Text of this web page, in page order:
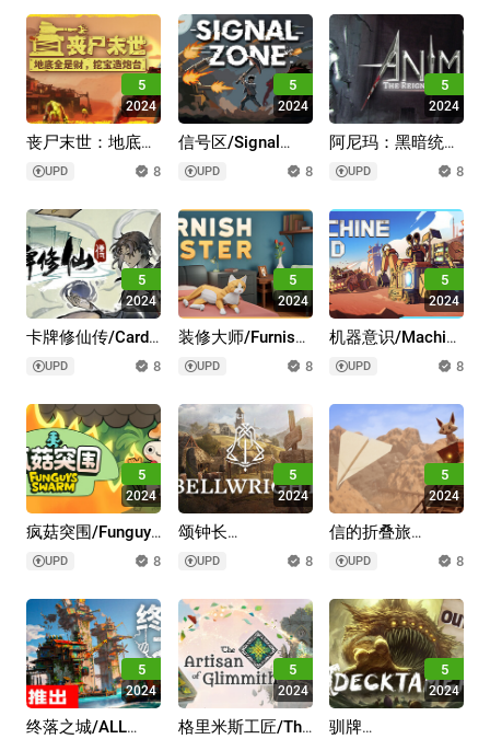
5
2024
丧尸末世：地底全
是财，挖宝造炮
台/The Spotter:
Dig or Die
UPD 8
5
2024
信号区/Signal
Zone
UPD 8
5
2024
阿尼玛：黑暗统
治/Anima : The
Reign of Darkness
UPD 8
5
2024
卡牌修仙传/Card
Cultivation
UPD 8
5
2024
装修大师/Furnish
Master
UPD 8
5
2024
机器意识/Machine
Mind
UPD 8
5
2024
疯菇突围/Funguys
Swarm
UPD 8
5
2024
颂钟长
鸣/Bellwright
UPD 8
5
2024
信的折叠旅
途/Origament: A
Paper Adventure
UPD 8
5
2024
终落之城/ALL
5
2024
格里米斯工匠/The
5
2024
驯牌